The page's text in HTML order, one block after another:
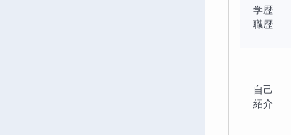
学歴
職歴
自己
紹介